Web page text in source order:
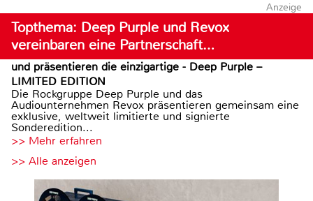
Anzeige
Topthema: Deep Purple und Revox
vereinbaren eine Partnerschaft…
und präsentieren die einzigartige - Deep Purple –
LIMITED EDITION
Die Rockgruppe Deep Purple und das
Audiounternehmen Revox präsentieren gemeinsam eine
exklusive, weltweit limitierte und signierte
Sonderedition...
>> Mehr erfahren
>> Alle anzeigen